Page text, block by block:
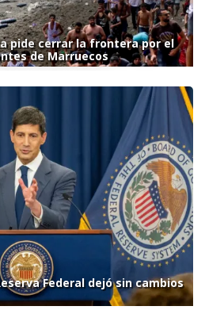
pide cerrar la frontera por el
de Marruecos
Federal dejó sin cambios